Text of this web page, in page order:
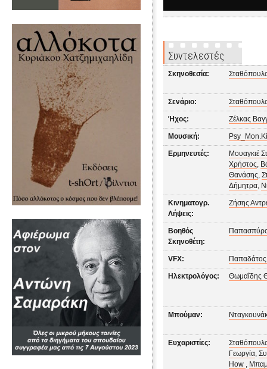
Συντελεστές
Σκηνοθεσία:
Σενάριο:
Ήχος: Ζέλκας
Μουσική:
Ερμηνευτές:
Μουαγκιέ
Χρήστος,
Θανάσης,
Δήμητρα,
Κινηματογρ.
Λήψεις:
Ζήσης
Βοηθός
Σκηνοθέτη:
VFX: Παπαδάτος
Ηλεκτρολόγος: Θωμαΐδης
Μπούμαν:
Ευχαριστίες:
Γεωργία,
How ,